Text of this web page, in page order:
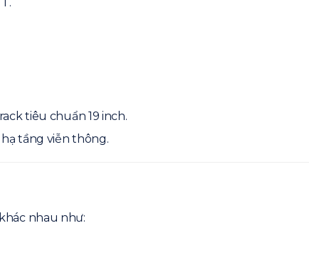
tiêu chuẩn 19 inch.
tầng viễn thông.
nhau như: